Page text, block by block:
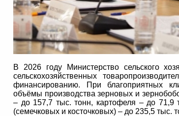
В 2026 году Министерство сельского
сельскохозяйственных
финансированию. При благоприятных
объёмы производства зерновых и
– до 157,7 тыс. тонн, картофеля – до
(семечковых и косточковых) – до 235,5 тыс.